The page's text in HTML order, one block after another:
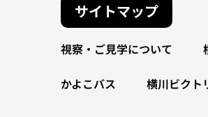
サイトマップ
視察・ご見学について
かよこバス 横川ビクト